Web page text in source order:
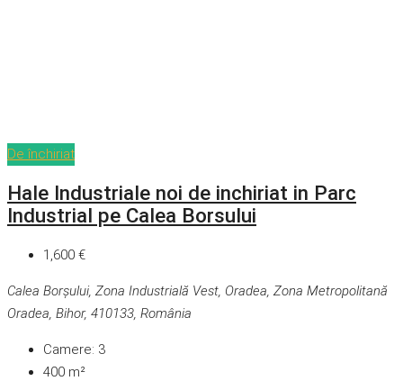
De închiriat
Hale Industriale noi de inchiriat in Parc
Industrial pe Calea Borsului
1,600 €
Calea Borșului, Zona Industrială Vest, Oradea, Zona Metropolitană
Oradea, Bihor, 410133, România
Camere: 3
400 m²